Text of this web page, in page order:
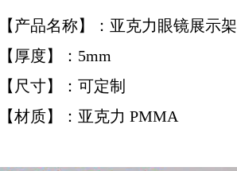
【产品名称】：亚克力眼镜展示架
【厚度】：5mm
【尺寸】：可定制
【材质】：亚克力 PMMA